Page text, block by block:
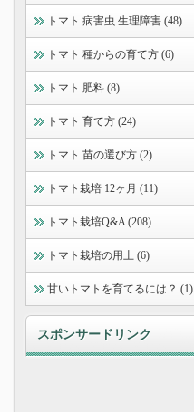
トマト 病害虫 生理障害 (48)
トマト 種からの育て方 (6)
トマト 肥料 (8)
トマト 育て方 (24)
トマト 苗の選び方 (2)
トマト栽培 12ヶ月 (11)
トマト栽培Q&A (208)
トマト栽培の用土 (6)
甘いトマトを育てるには？ (1)
スポンサードリンク